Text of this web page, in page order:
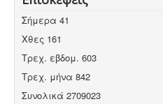
Σήμερα 41
Χθες 161
Τρεχ. εβδομ. 603
Τρεχ. μήνα 842
Συνολικά 2709023